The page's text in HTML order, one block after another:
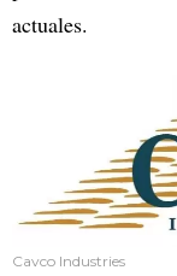
actuales.
Cavco Industries